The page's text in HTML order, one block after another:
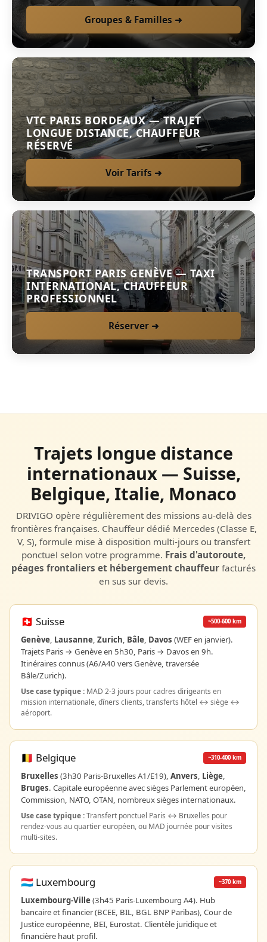
Groupes & Familles ➜
VTC PARIS BORDEAUX — TRAJET
LONGUE DISTANCE, CHAUFFEUR
RÉSERVÉ
Voir Tarifs ➜
TRANSPORT PARIS GENÈVE — TAXI
INTERNATIONAL, CHAUFFEUR
PROFESSIONNEL
Réserver ➜
Trajets longue distance
internationaux — Suisse,
Belgique, Italie, Monaco
DRIVIGO opère régulièrement des missions au-delà des
frontières françaises. Chauffeur dédié Mercedes (Classe E,
V, S), formule mise à disposition multi-jours ou transfert
ponctuel selon votre programme. Frais d'autoroute,
péages frontaliers et hébergement chauffeur facturés
en sus sur devis.
🇨🇭 Suisse ~500-600 km
Genève, Lausanne, Zurich, Bâle, Davos (WEF en janvier).
Trajets Paris → Genève en 5h30, Paris → Davos en 9h.
Itinéraires connus (A6/A40 vers Genève, traversée
Bâle/Zurich).
Use case typique : MAD 2-3 jours pour cadres dirigeants en
mission internationale, dîners clients, transferts hôtel ↔ siège ↔
aéroport.
🇧🇪 Belgique ~310-400 km
Bruxelles (3h30 Paris-Bruxelles A1/E19), Anvers, Liège,
Bruges. Capitale européenne avec sièges Parlement européen,
Commission, NATO, OTAN, nombreux sièges internationaux.
Use case typique :Transfert ponctuel Paris ↔ Bruxelles pour
rendez-vous au quartier européen, ou MAD journée pour visites
multi-sites.
🇱🇺 Luxembourg ~370 km
Luxembourg-Ville(3h45 Paris-Luxembourg A4). Hub
bancaire et financier (BCEE, BIL, BGL BNP Paribas), Cour de
Justice européenne, BEI, Eurostat. Clientèle juridique et
financière haut profil.